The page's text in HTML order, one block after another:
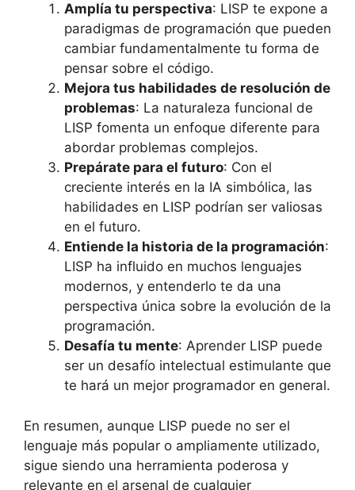
Amplía tu perspectiva: LISP te expone a
paradigmas de programación que pueden
cambiar fundamentalmente tu forma de
pensar sobre el código.
Mejora tus habilidades de resolución de
problemas: La naturaleza funcional de
LISP fomenta un enfoque diferente para
abordar problemas complejos.
Prepárate para el futuro: Con el
creciente interés en la IA simbólica, las
habilidades en LISP podrían ser valiosas
en el futuro.
Entiende la historia de la programación:
LISP ha influido en muchos lenguajes
modernos, y entenderlo te da una
perspectiva única sobre la evolución de la
programación.
Desafía tu mente: Aprender LISP puede
ser un desafío intelectual estimulante que
te hará un mejor programador en general.
En resumen, aunque LISP puede no ser el
lenguaje más popular o ampliamente utilizado,
sigue siendo una herramienta poderosa y
relevante en el arsenal de cualquier